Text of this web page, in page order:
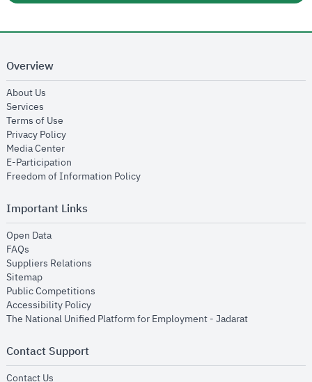
Overview
About Us
Services
Terms of Use
Privacy Policyopens in new window
Media Centeropens in new window
E-Participation
Freedom of Information Policyopens in new window
Important Links
Open Dataopens in new window
FAQs
Suppliers Relations
Sitemapopens in new window
Public Competitions
Accessibility Policyopens in new window
The National Unified Platform for Employment - Jadaratopens in new
Contact Support
Contact Us